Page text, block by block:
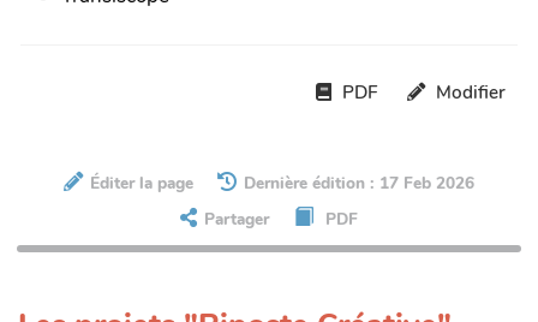
PDF Modifier
Éditer la page
Dernière édition : 17 Feb 2026
Partager
PDF